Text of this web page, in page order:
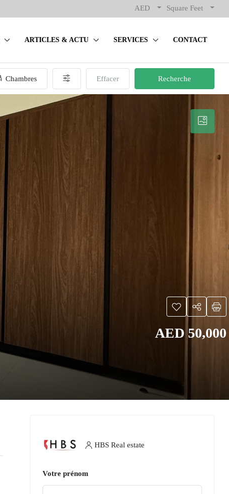
AED Square Feet
ARTICLES & ACTU SERVICES CONTACT
Chambres Effacer Recherche
AED 50,000
HBS Real estate
Votre prénom